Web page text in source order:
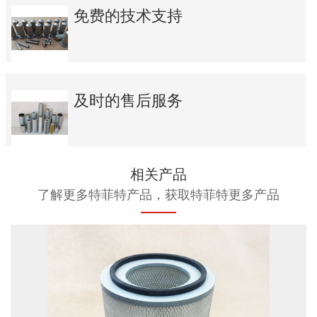
免费的技术支持
及时的售后服务
相关产品
了解更多特菲特产品，获取特菲特更多产品